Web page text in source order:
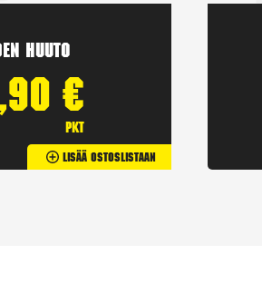
huuto
€
pkt
Lisää Ostoslistaan